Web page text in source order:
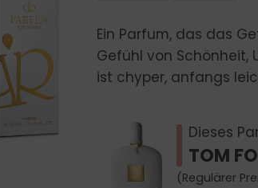
Ein Parfum, das das
Gefühl von Schönheit,
ist chyper, anfangs
Dieses
TOM
(Regulärer